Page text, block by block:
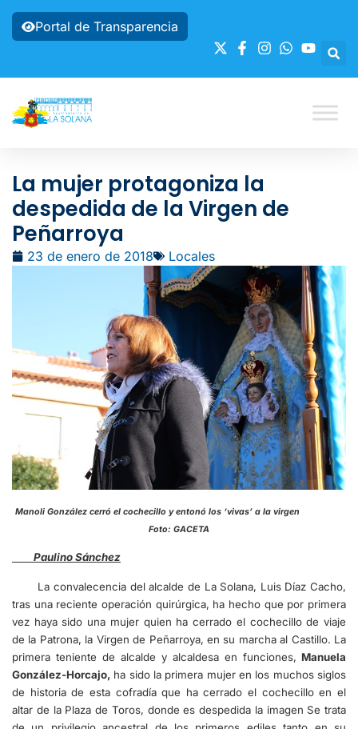
Portal de Transparencia
La mujer protagoniza la
despedida de la Virgen de
Peñarroya
23 de enero de 2018 Locales
Manoli González cerró el cochecillo y entonó los ‘vivas’ a la virgen
Foto: GACETA
Paulino Sánchez
La convalecencia del alcalde de La Solana, Luis Díaz Cacho,
tras una reciente operación quirúrgica, ha hecho que por primera
vez haya sido una mujer quien ha cerrado el cochecillo de viaje
de la Patrona, la Virgen de Peñarroya, en su marcha al Castillo. La
primera teniente de alcalde y alcaldesa en funciones, Manuela
González-Horcajo, ha sido la primera mujer en los muchos siglos
de historia de esta cofradía que ha cerrado el cochecillo en el
altar de la Plaza de Toros, donde es despedida la imagen Se trata